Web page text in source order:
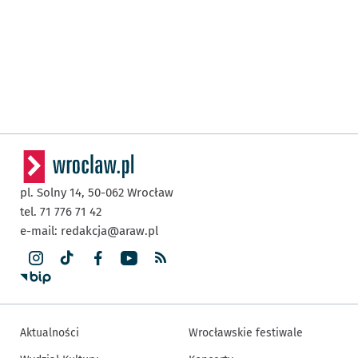
pl. Solny 14, 50-062 Wrocław
tel. 71 776 71 42
e-mail: redakcja@araw.pl
Aktualności
Wrocławskie festiwale